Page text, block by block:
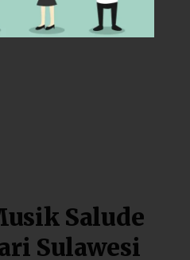
Salude
Sulawesi